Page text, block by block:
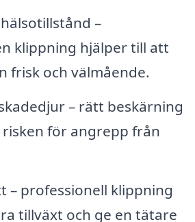
–
klippning hjälper till att
frisk och välmående.
– rätt beskärning
risken för angrepp från
– professionell klippning
tillväxt och ge en tätare